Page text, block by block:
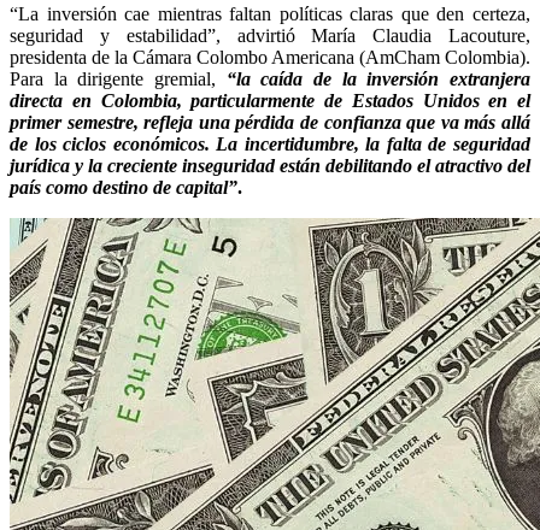
“La inversión cae mientras faltan políticas claras que den certeza,
seguridad y estabilidad”, advirtió María Claudia Lacouture,
presidenta de la Cámara Colombo Americana (AmCham Colombia).
Para la dirigente gremial, “la caída de la inversión extranjera
directa en Colombia, particularmente de Estados Unidos en el
primer semestre, refleja una pérdida de confianza que va más allá
de los ciclos económicos. La incertidumbre, la falta de seguridad
jurídica y la creciente inseguridad están debilitando el atractivo del
país como destino de capital”.